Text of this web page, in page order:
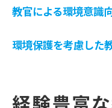
教官による環境意識
環境保護を考慮した